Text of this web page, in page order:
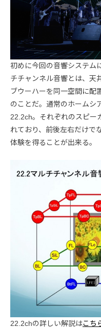
初めに今回の音響システム
チチャンネル音響とは、天
ブウーハーを同一空間に配
のことだ。通常のホームシ
22.2ch。それぞれのスピー
れており、前後左右だけで
体験を得ることが出来る。
22.2chの詳しい解説はこち